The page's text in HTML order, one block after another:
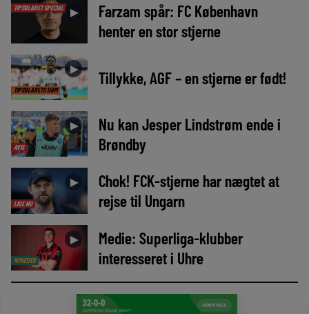
TIPSBLADET SPECIAL ►
Farzam spår: FC København
henter en stor stjerne
TIPSBLADETS DOM
► Tillykke, AGF – en stjerne er født!
AVIS
►
Nu kan Jesper Lindstrøm ende i
Brøndby
LIGE NU
►
Chok! FCK-stjerne har nægtet at
rejse til Ungarn
NYHEDER
►
Medie: Superliga-klubber
interesseret i Uhre